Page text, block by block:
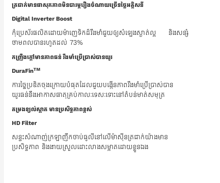
ត្រជាក់មានផាសុកភាពមិនបារម្ភរឿងចំណាយច្រើនថ្លៃអគ្គិសនី
Digital Inverter Boost
កុំប្រេស័រផលិតដោយម៉ាញេទិកដ៏រឹងមាំជួយឲ្យសំឡេងស្ងាត់ល្អ និងសន្សំ
ថាមពលបានរហូតដល់ 73%
កញ្រឺងក្តៅមានភាពធន់ រឹងមាំ​ប្រើប្រាស់បានយូរ
DuraFinTM
ការច្នៃប្រឌិតចុងក្រោយបំផុតដែលជួយបង្កើនភាពរឹងមាំប្រើប្រាស់បាន
យូរធន់នឹងអាកាសធាតុគ្រប់កាលៈទេសៈទោះនៅតំបន់មាត់សមុត្រ
តម្រងខ្យល់ស្អាត មានប្រសិទ្ធភាពខ្ពស់
HD Filter
សន្ទះសំណាញ់ក្រឡាញឹកចាប់ធូលីនៅលើម៉ាស៊ីនត្រជាក់យ៉ាងមាន
ប្រសិទ្ធភាព និងងាយស្រួលដោះលាងសម្អាតដោយខ្លួនឯង